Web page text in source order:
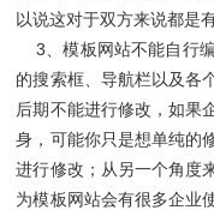
以说这对于双方来说都是
3、模板网站不能自行
的搜索框、导航栏以及各
后期不能进行修改，如果
身，可能你只是想单纯的
进行修改；从另一个角度
为模板网站会有很多企业